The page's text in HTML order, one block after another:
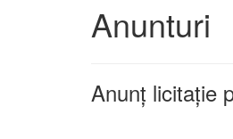
Anunturi
Anunț licitație